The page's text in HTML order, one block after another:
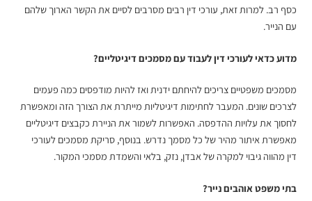
כסף רב. למרות זאת, עורכי דין רבים מסרבים לסיים את הקשר הארוך שלהם
עם הנייר.
מדוע כדאי לעורכי דין לעבוד עם מסמכים דיגיטליים?
מסמכים משפטיים צריכים להיחתם ידנית ואז להיות מודפסים כמה פעמים
לצרכים שונים. המעבר לחתימות דיגיטליות מייתרת את הצורך הזה ומאפשרת
לחסוך את עלויות ההדפסה. האפשרות לשמור את הניירת כקבצים דיגיטליים
מאפשרת איתור מהיר של כל מסמך נדרש. בנוסף, סריקת מסמכים לעורכי
דין מהווה גיבוי למקרה של אבדן, נזק, בלאי והשמדת מסמכי המקור.
בתי משפט אוהבים נייר?